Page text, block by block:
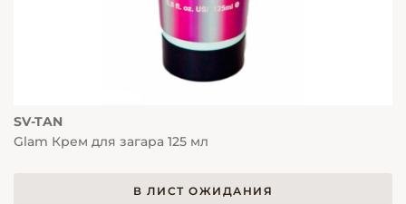
SV-TAN
Glam Крем для загара 125 мл
В ЛИСТ ОЖИДАНИЯ